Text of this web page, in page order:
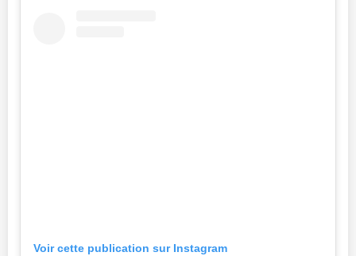
Voir cette publication sur Instagram